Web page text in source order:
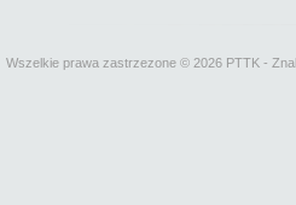
Wszelkie prawa zastrzezone © 2026 PTTK -